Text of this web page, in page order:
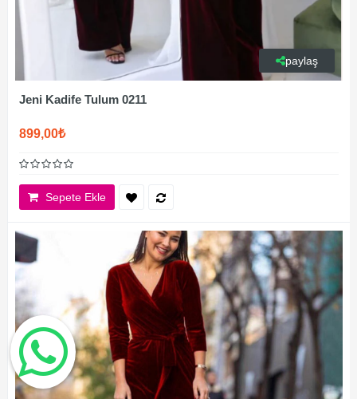
paylaş
Jeni Kadife Tulum 0211
899,00₺
Sepete Ekle